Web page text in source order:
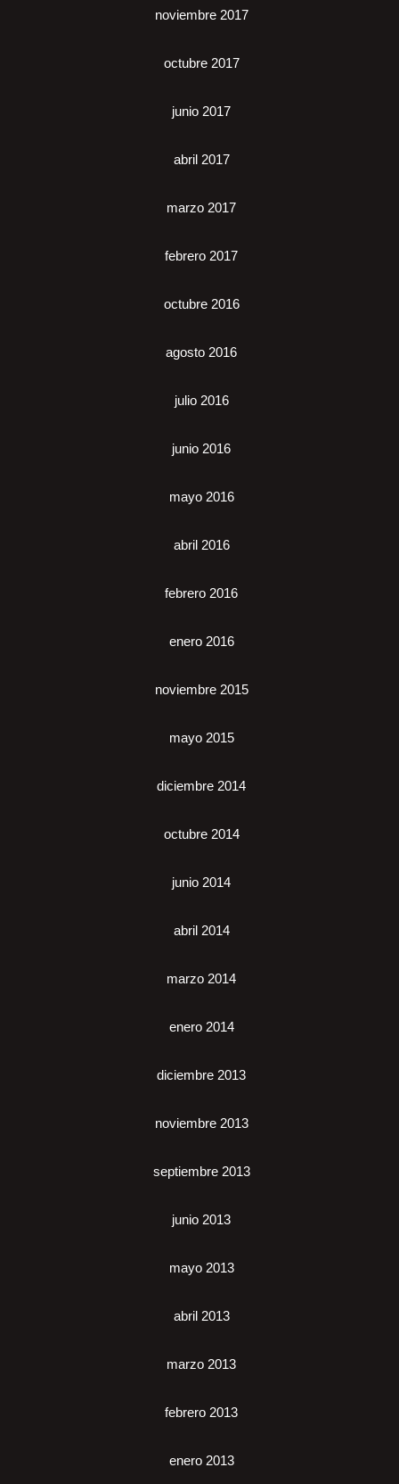
noviembre 2017
octubre 2017
junio 2017
abril 2017
marzo 2017
febrero 2017
octubre 2016
agosto 2016
julio 2016
junio 2016
mayo 2016
abril 2016
febrero 2016
enero 2016
noviembre 2015
mayo 2015
diciembre 2014
octubre 2014
junio 2014
abril 2014
marzo 2014
enero 2014
diciembre 2013
noviembre 2013
septiembre 2013
junio 2013
mayo 2013
abril 2013
marzo 2013
febrero 2013
enero 2013